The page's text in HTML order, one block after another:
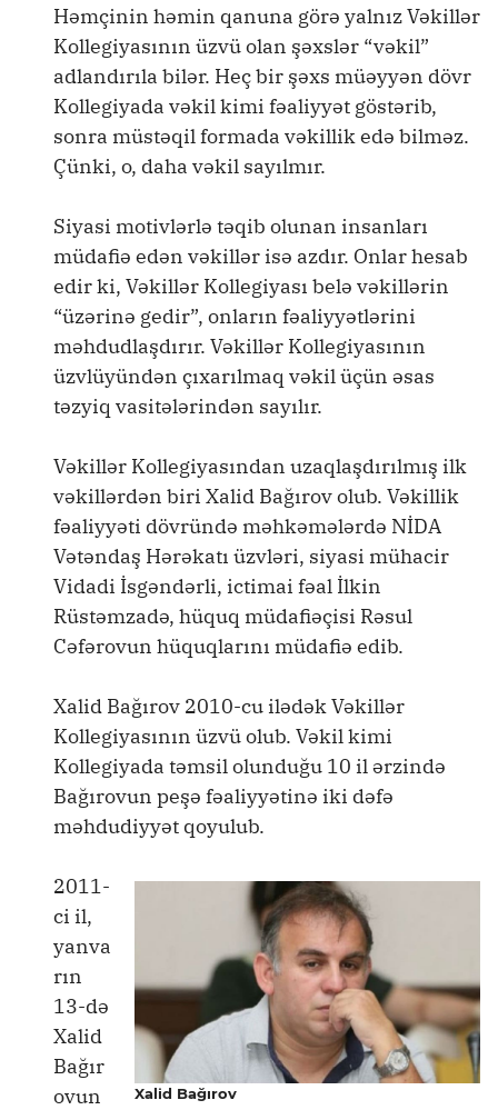
Həmçinin həmin qanuna görə yalnız Vəkillər
Kollegiyasının üzvü olan şəxslər “vəkil”
adlandırıla bilər. Heç bir şəxs müəyyən dövr
Kollegiyada vəkil kimi fəaliyyət göstərib,
sonra müstəqil formada vəkillik edə bilməz.
Çünki, o, daha vəkil sayılmır.
Siyasi motivlərlə təqib olunan insanları
müdafiə edən vəkillər isə azdır. Onlar hesab
edir ki, Vəkillər Kollegiyası belə vəkillərin
“üzərinə gedir”, onların fəaliyyətlərini
məhdudlaşdırır. Vəkillər Kollegiyasının
üzvlüyündən çıxarılmaq vəkil üçün əsas
təzyiq vasitələrindən sayılır.
Vəkillər Kollegiyasından uzaqlaşdırılmış ilk
vəkillərdən biri Xalid Bağırov olub. Vəkillik
fəaliyyəti dövründə məhkəmələrdə NİDA
Vətəndaş Hərəkatı üzvləri, siyasi mühacir
Vidadi İsgəndərli, ictimai fəal İlkin
Rüstəmzadə, hüquq müdafiəçisi Rəsul
Cəfərovun hüquqlarını müdafiə edib.
Xalid Bağırov 2010-cu ilədək Vəkillər
Kollegiyasının üzvü olub. Vəkil kimi
Kollegiyada təmsil olunduğu 10 il ərzində
Bağırovun peşə fəaliyyətinə iki dəfə
məhdudiyyət qoyulub.
Xalid Bağırov
2011-
ci il,
yanva
rın
13-də
Xalid
Bağır
ovun